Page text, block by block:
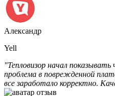
Александр
Yell
"Тепловизор начал показывать
проблема в поврежденной
все заработало корректно.